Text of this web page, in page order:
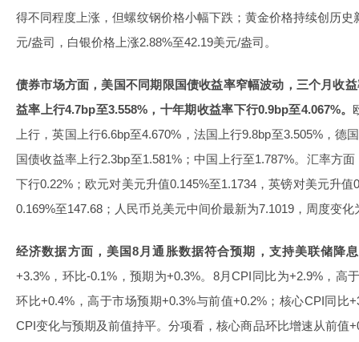
得不同程度上涨，但螺纹钢价格小幅下跌；黄金价格持续创历史
元/盎司，白银价格上涨2.88%至42.19美元/盎司。
债券市场方面，美国不同期限国债收益率窄幅波动，三个月收
益率上行4.7bp至3.558%，十年期收益率下行0.9bp至4.067%。
上行，英国上行6.6bp至4.670%，法国上行9.8bp至3.505%，德
国债收益率上行2.3bp至1.581%；中国上行至1.787%。汇率方
下行0.22%；欧元对美元升值0.145%至1.1734，英镑对美元升
0.169%至147.68；人民币兑美元中间价最新为7.1019，周度变化
经济数据方面，美国8月通胀数据符合预期，支持美联储降
+3.3%，环比-0.1%，预期为+0.3%。8月CPI同比为+2.9%，高
环比+0.4%，高于市场预期+0.3%与前值+0.2%；核心CPI同比
CPI变化与预期及前值持平。分项看，核心商品环比增速从前值